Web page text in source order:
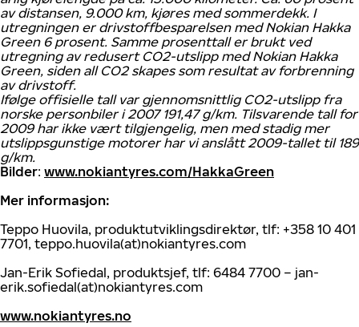
av distansen, 9.000 km, kjøres med sommerdekk. I
utregningen er drivstoffbesparelsen med Nokian Hakka
Green 6 prosent. Samme prosenttall er brukt ved
utregning av redusert CO2-utslipp med Nokian Hakka
Green, siden all CO2 skapes som resultat av forbrenning
av drivstoff.
Ifølge offisielle tall var gjennomsnittlig CO2-utslipp fra
norske personbiler i 2007 191,47 g/km. Tilsvarende tall for
2009 har ikke vært tilgjengelig, men med stadig mer
utslippsgunstige motorer har vi anslått 2009-tallet til 189
g/km.
Bilder: www.nokiantyres.com/HakkaGreen
Mer informasjon:
Teppo Huovila, produktutviklingsdirektør, tlf: +358 10 401
7701, teppo.huovila(at)nokiantyres.com
Jan-Erik Sofiedal, produktsjef, tlf: 6484 7700 – jan-
erik.sofiedal(at)nokiantyres.com
www.nokiantyres.no